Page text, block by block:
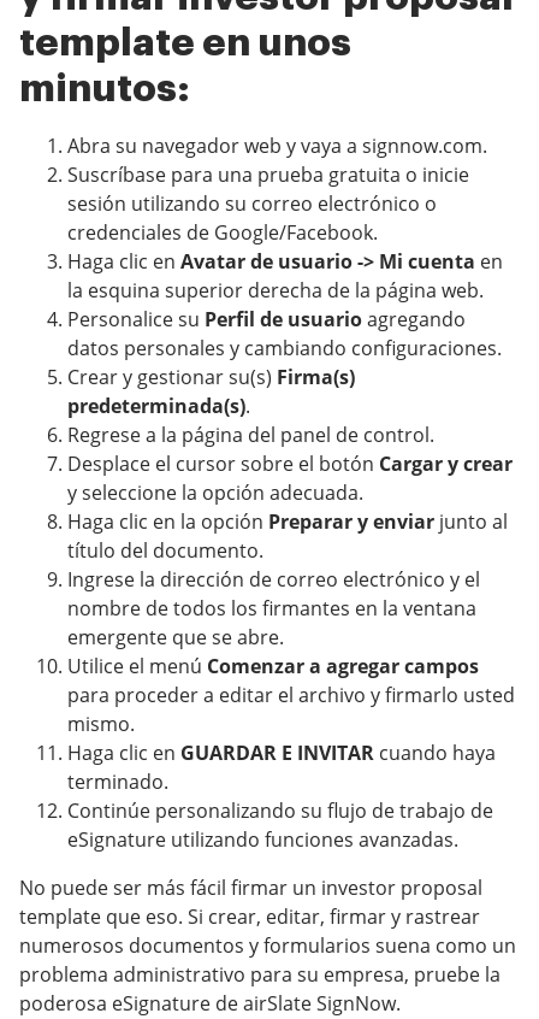
template en unos
minutos:
Abra su navegador web y vaya a signnow.com.
Suscríbase para una prueba gratuita o inicie
sesión utilizando su correo electrónico o
credenciales de Google/Facebook.
Haga clic en Avatar de usuario -> Mi cuenta en
la esquina superior derecha de la página web.
Personalice su Perfil de usuarioagregando
datos personales y cambiando configuraciones.
Crear y gestionar su(s) Firma(s)
predeterminada(s).
Regrese a la página del panel de control.
Desplace el cursor sobre el botón Cargar y crear
y seleccione la opción adecuada.
Haga clic en la opción Preparar y enviar junto al
título del documento.
Ingrese la dirección de correo electrónico y el
nombre de todos los firmantes en la ventana
emergente que se abre.
Utilice el menú Comenzar a agregar campos
para proceder a editar el archivo y firmarlo usted
mismo.
Haga clic en GUARDAR E INVITAR cuando haya
terminado.
Continúe personalizando su flujo de trabajo de
eSignature utilizando funciones avanzadas.
No puede ser más fácil firmar un investor proposal
template que eso. Si crear, editar, firmar y rastrear
numerosos documentos y formularios suena como un
problema administrativo para su empresa, pruebe la
poderosa eSignature de airSlate SignNow.